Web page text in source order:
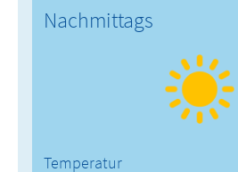
Nachmittags
Temperatur